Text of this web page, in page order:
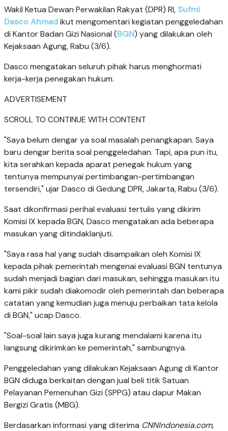
Wakil Ketua Dewan Perwakilan Rakyat (DPR) RI, Sufmi
Dasco Ahmadikut mengomentari kegiatan penggeledahan
di Kantor Badan Gizi Nasional (BGN) yang dilakukan oleh
Kejaksaan Agung, Rabu (3/6).
Dasco mengatakan seluruh pihak harus menghormati
kerja-kerja penegakan hukum.
ADVERTISEMENT
SCROLL TO CONTINUE WITH CONTENT
"Saya belum dengar ya soal masalah penangkapan. Saya
baru dengar berita soal penggeledahan. Tapi, apa pun itu,
kita serahkan kepada aparat penegak hukum yang
tentunya mempunyai pertimbangan-pertimbangan
tersendiri," ujar Dasco di Gedung DPR, Jakarta, Rabu (3/6).
Saat dikonfirmasi perihal evaluasi tertulis yang dikirim
Komisi IX kepada BGN, Dasco mengatakan ada beberapa
masukan yang ditindaklanjuti.
"Saya rasa hal yang sudah disampaikan oleh Komisi IX
kepada pihak pemerintah mengenai evaluasi BGN tentunya
sudah menjadi bagian dari masukan, sehingga masukan itu
kami pikir sudah diakomodir oleh pemerintah dan beberapa
catatan yang kemudian juga menuju perbaikan tata kelola
di BGN," ucap Dasco.
"Soal-soal lain saya juga kurang mendalami karena itu
langsung dikirimkan ke pemerintah," sambungnya.
Penggeledahan yang dilakukan Kejaksaan Agung di Kantor
BGN diduga berkaitan dengan jual beli titik Satuan
Pelayanan Pemenuhan Gizi (SPPG) atau dapur Makan
Bergizi Gratis (MBG).
Berdasarkan informasi yang diterima CNNIndonesia.com,